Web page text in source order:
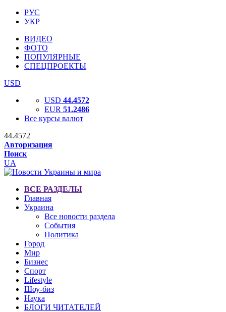
РУС
УКР
ВИДЕО
ФОТО
ПОПУЛЯРНЫЕ
СПЕЦПРОЕКТЫ
USD
USD 44.4572
EUR 51.2486
Все курсы валют
44.4572
Авторизация
Поиск
UA
ВСЕ РАЗДЕЛЫ
Главная
Украина
Все новости раздела
События
Политика
Город
Мир
Бизнес
Спорт
Lifestyle
Шоу-биз
Наука
БЛОГИ ЧИТАТЕЛЕЙ